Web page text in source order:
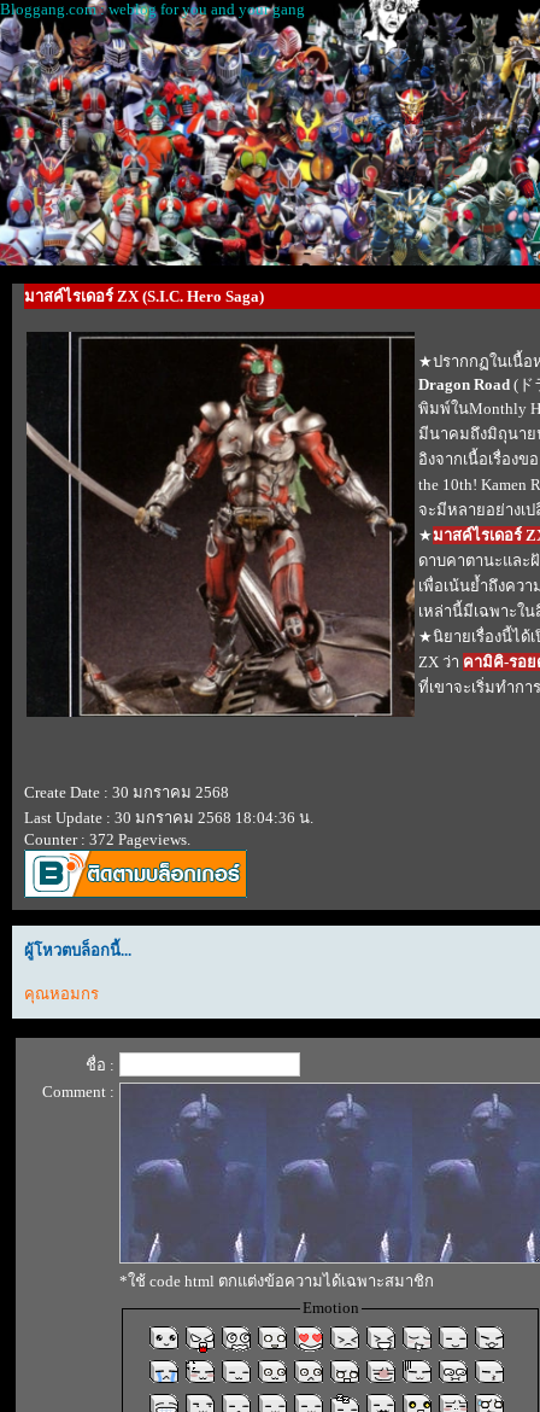
Bloggang.com : weblog for you and your gang
มาสค์ไรเดอร์ ZX (S.I.C. Hero Saga)
★ปรากกฏในเนื้อห
Dragon Road (ド
พิมพ์ในMonthly
มีนาคมถึงมิถุนาย
อิงจากเนื้อเรื่องข
the 10th! Kamen
จะมีหลายอย่างเ
★มาสค์ไรเดอร์
ดาบคาตานะและ
เพื่อเน้นย้ำถึงคว
เหล่านี้มีเฉพาะใ
★นิยายเรื่องนี้ได้
ZX ว่า คามิคิ-รอย
ที่เขาจะเริ่มทำกา
Create Date : 30 มกราคม 2568
Last Update : 30 มกราคม 2568 18:04:36 น.
Counter : 372 Pageviews.
ผู้โหวตบล็อกนี้...
คุณหอมกร
ชื่อ :
Comment :
*ใช้ code html ตกแต่งข้อความได้เฉพาะสมาชิก
Emotion